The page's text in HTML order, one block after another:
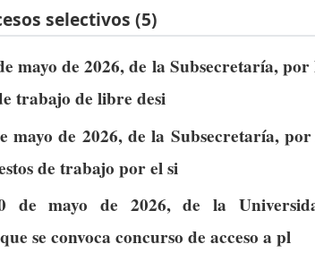
selectivos (5)
mayo de 2026, de la Subsecretaría,
trabajo de libre desi
mayo de 2026, de la Subsecretaría,
de trabajo por el si
de mayo de 2026, de la
se convoca concurso de acceso a pl